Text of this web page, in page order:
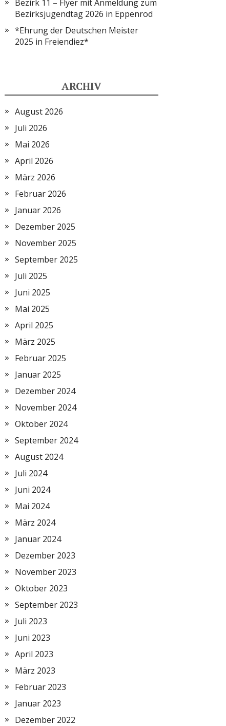
Bezirk 11 – Flyer mit Anmeldung zum
Bezirksjugendtag 2026 in Eppenrod
*Ehrung der Deutschen Meister
2025 in Freiendiez*
ARCHIV
August 2026
Juli 2026
Mai 2026
April 2026
März 2026
Februar 2026
Januar 2026
Dezember 2025
November 2025
September 2025
Juli 2025
Juni 2025
Mai 2025
April 2025
März 2025
Februar 2025
Januar 2025
Dezember 2024
November 2024
Oktober 2024
September 2024
August 2024
Juli 2024
Juni 2024
Mai 2024
März 2024
Januar 2024
Dezember 2023
November 2023
Oktober 2023
September 2023
Juli 2023
Juni 2023
April 2023
März 2023
Februar 2023
Januar 2023
Dezember 2022